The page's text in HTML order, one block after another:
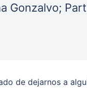
Gonzalvo;
de dejarnos a